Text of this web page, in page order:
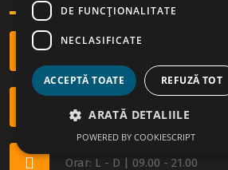
office@westrentacar.ro
Orar: L - D | 09.00 - 21.00
DE FUNCŢIONALITATE
NECLASIFICATE
ACCEPTĂ TOATE REFUZĂ TOT
ARATĂ DETALIILE
POWERED BY COOKIESCRIPT